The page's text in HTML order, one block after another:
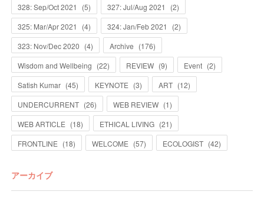
328: Sep/Oct 2021
(5) 327: Jul/Aug 2021 (2)
325: Mar/Apr 2021
(4) 324: Jan/Feb 2021 (2)
323: Nov/Dec 2020 (4) Archive (176)
Wisdom and Wellbeing (22) REVIEW (9) Event (2)
Satish Kumar (45) KEYNOTE (3) ART (12)
UNDERCURRENT (26) WEB REVIEW (1)
WEB ARTICLE (18) ETHICAL LIVING (21)
FRONTLINE (18) WELCOME (57) ECOLOGIST (42)
アーカイブ